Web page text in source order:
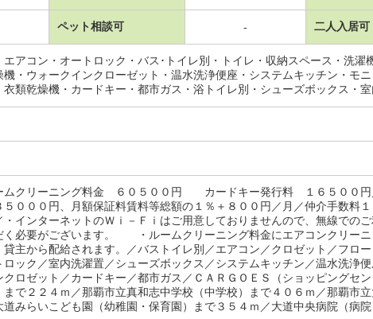
ペット相談可 - 二人入居可
エアコン・オートロック・バス･トイレ別・トイレ・収納スペース・洗濯
機・ウォークインクローゼット・温水洗浄便座・システムキッチン・モ
衣類乾燥機・カードキー・都市ガス・浴トイレ別・シューズボックス・
ムクリーニング料金 ６０５００円 カードキー発行料 １６５００円
５０００円、月額保証料賃料等総額の１％＋８００円／月／仲介手数料
・インターネットのＷｉ－Ｆｉはご用意しておりませんので、無線での
く必要がございます。 ・ルームクリーニング料金にエアコンクリ
貸主から配給されます。／バストイレ別／エアコン／クロゼット／フロ
ロック／室内洗濯置／シューズボックス／システムキッチン／温水洗浄
クロゼット／カードキー／都市ガス／ＣＡＲＧＯＥＳ（ショッピングセ
まで２２４ｍ／那覇市立真和志中学校（中学校）まで４０６ｍ／那覇市
道みらいこども園（幼稚園・保育園）まで３５４ｍ／大道中央病院（病